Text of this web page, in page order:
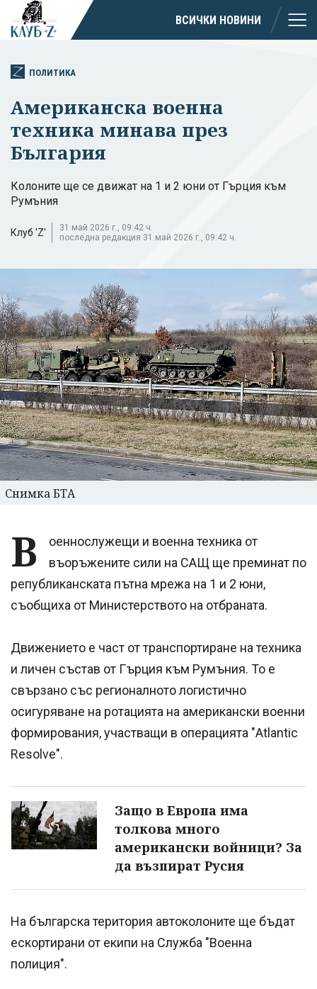
ВСИЧКИ НОВИНИ
ПОЛИТИКА
Американска военна
техника минава през
България
Колоните ще се движат на 1 и 2 юни от Гърция към
Румъния
Клуб 'Z'
31 май 2026 г., 09:42 ч.
последна редакция 31 май 2026 г., 09:42 ч.
Снимка БТА
В
оеннослужещи и военна техника от
въоръжените сили на САЩ ще преминат по
републиканската пътна мрежа на 1 и 2 юни,
съобщиха от Министерството на отбраната.
Движението е част от транспортиране на техника
и личен състав от Гърция към Румъния. То е
свързано със регионалното логистично
осигуряване на ротацията на американски военни
формирования, участващи в операцията "Atlantic
Resolve".
Защо в Европа има
толкова много
американски войници? За
да възпират Русия
На българска територия автоколоните ще бъдат
ескортирани от екипи на Служба "Военна
полиция".